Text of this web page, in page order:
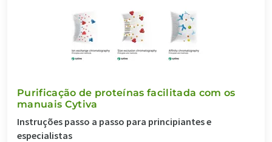
Purificação de proteínas facilitada com os
manuais Cytiva
Instruções passo a passo para principiantes e
especialistas